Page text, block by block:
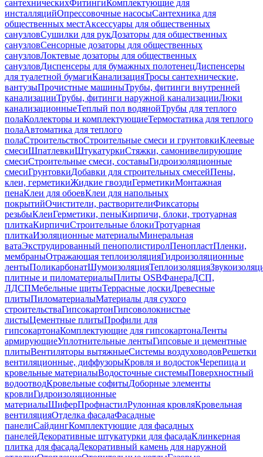
сантехническихФитингиКомплектующие для
инсталляцийОпрессовочные насосыСантехника для
общественных местАксессуары для общественных
санузловСушилки для рукДозаторы для общественных
санузловСенсорные дозаторы для общественных
санузловЛоктевые дозаторы для общественных
санузловДиспенсеры для бумажных полотенецДиспенсеры
для туалетной бумагиКанализацияТросы сантехнические,
вантузыПрочистные машиныТрубы, фитинги внутренней
канализацииТрубы, фитинги наружной канализацииЛюки
канализационныеТеплый пол водянойТрубы для теплого
полаКоллекторы и комплектующиеТермостатика для теплого
полаАвтоматика для теплого
полаСтроительствоСтроительные смеси и грунтовкиКлеевые
смесиШпатлевкиШтукатуркиСтяжки, самонивелирующие
смесиСтроительные смеси, составыГидроизоляционные
смесиГрунтовкиДобавки для строительных смесейПены,
клеи, герметикиЖидкие гвоздиГерметикиМонтажная
пенаКлеи для обоевКлеи для напольных
покрытийОчистители, растворителиФиксаторы
резьбыКлеиГерметики, пеныКирпичи, блоки, тротуарная
плиткаКирпичиСтроительные блокиТротуарная
плиткаИзоляционные материалыМинеральная
ватаЭкструдированный пенополистиролПенопластПленки,
мембраныОтражающая теплоизоляцияГидроизоляционные
лентыПоликарбонатШумоизоляцияТеплоизоляция
плитные и пиломатериалыПлиты OSBФанераДСП,
ЛДСПМебельные щитыТеррасные доскиДревесные
плитыПиломатериалыМатериалы для сухого
строительстваГипсокартонГипсоволокнистые
листыЦементные плитыПрофили для
гипсокартонаКомплектующие для гипсокартонаЛенты
армирующиеУплотнительные лентыГипсовые и цементные
плитыВентиляторы вытяжныеСистемы воздуховодовРешетки
вентиляционные, диффузорыКровля и водостокЧерепица и
кровельные материалыВодосточные системыПоверхностный
водоотводКровельные софитыДоборные элементы
кровлиГидроизоляционные
материалыШиферПрофнастилРулонная кровляКровельная
вентиляцияОтделка фасадаФасадные
панелиСайдингКомплектующие для фасадных
панелейДекоративные штукатурки для фасадаКлинкерная
плитка для фасадаДекоративный камень для наружной